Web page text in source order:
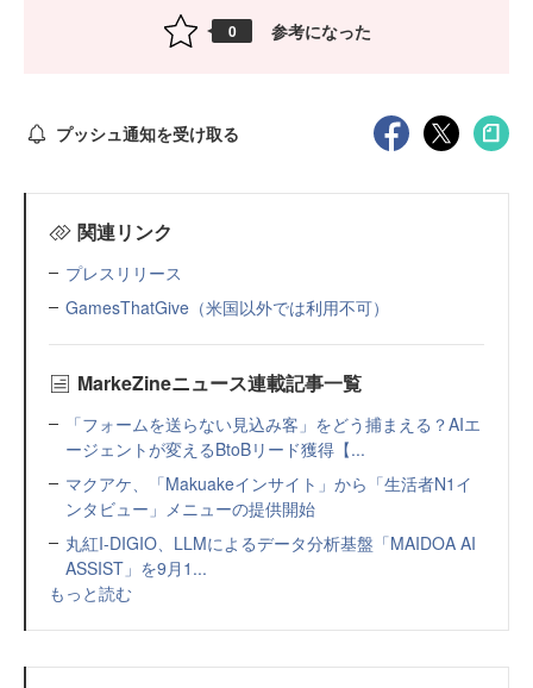
0 参考になった
プッシュ通知を受け取る
関連リンク
プレスリリース
GamesThatGive（米国以外では利用不可）
MarkeZineニュース連載記事一覧
「フォームを送らない見込み客」をどう捕まえる？AIエ
ージェントが変えるBtoBリード獲得【...
マクアケ、「Makuakeインサイト」から「生活者N1イ
ンタビュー」メニューの提供開始
丸紅I-DIGIO、LLMによるデータ分析基盤「MAIDOA AI
ASSIST」を9月1...
もっと読む